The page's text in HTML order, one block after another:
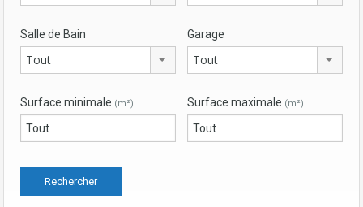
Salle de Bain
Tout
Garage
Tout
Surface minimale (m²) Surface maximale (m²)